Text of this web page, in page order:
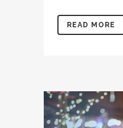
READ MORE